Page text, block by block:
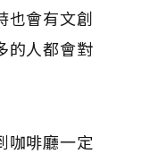
也會有文創
的人都會對
咖啡廳一定